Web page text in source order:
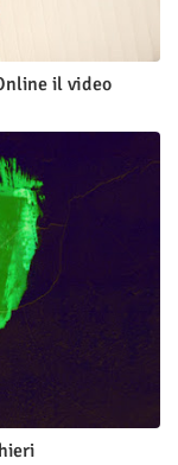
il video